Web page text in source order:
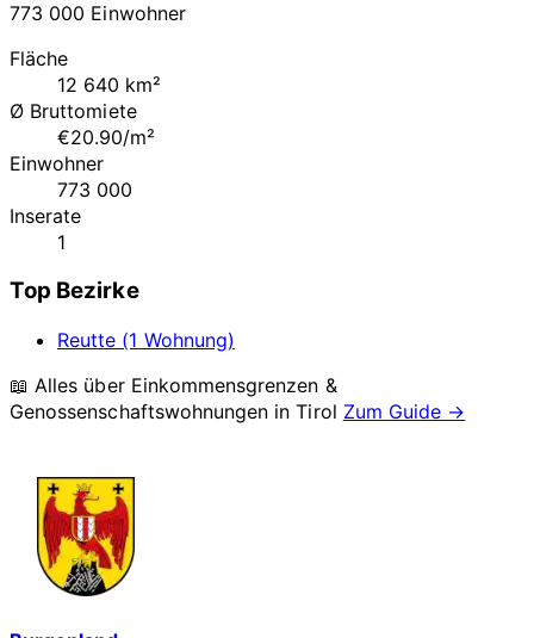
773 000 Einwohner
Fläche
12 640 km²
Ø Bruttomiete
€20.90/m²
Einwohner
773 000
Inserate
1
Top Bezirke
Reutte (1 Wohnung)
📖 Alles über Einkommensgrenzen &
Genossenschaftswohnungen inTirol Zum Guide →